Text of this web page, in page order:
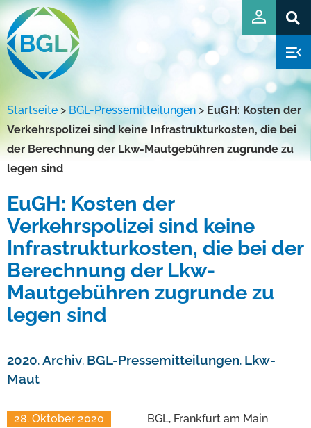
Startseite > BGL-Pressemitteilungen > EuGH: Kosten der
Verkehrspolizei sind keine Infrastrukturkosten, die bei
der Berechnung der Lkw-Mautgebühren zugrunde zu
legen sind
EuGH: Kosten der
Verkehrspolizei sind keine
Infrastrukturkosten, die bei der
Berechnung der Lkw-
Mautgebühren zugrunde zu
legen sind
2020, Archiv, BGL-Pressemitteilungen, Lkw-
Maut
28. Oktober 2020 BGL, Frankfurt am Main